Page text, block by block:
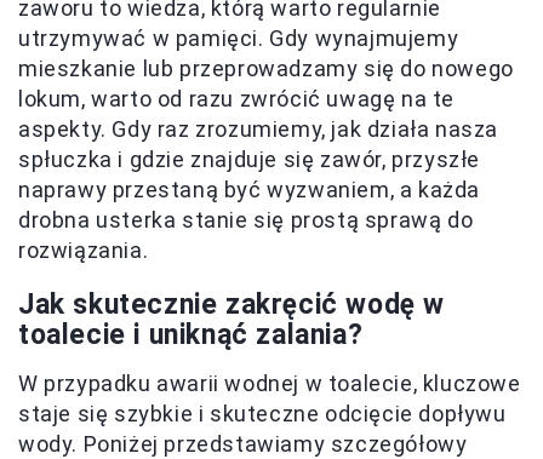
zaworu to wiedza, którą warto regularnie
utrzymywać w pamięci. Gdy wynajmujemy
mieszkanie lub przeprowadzamy się do nowego
lokum, warto od razu zwrócić uwagę na te
aspekty. Gdy raz zrozumiemy, jak działa nasza
spłuczka i gdzie znajduje się zawór, przyszłe
naprawy przestaną być wyzwaniem, a każda
drobna usterka stanie się prostą sprawą do
rozwiązania.
Jak skutecznie zakręcić wodę w
toalecie i uniknąć zalania?
W przypadku awarii wodnej w toalecie, kluczowe
staje się szybkie i skuteczne odcięcie dopływu
wody. Poniżej przedstawiamy szczegółowy